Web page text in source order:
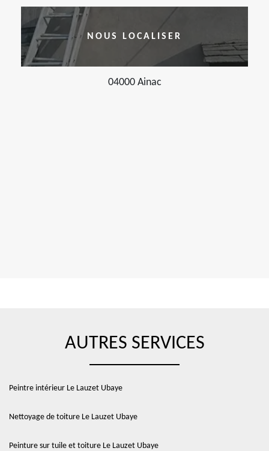
NOUS LOCALISER
04000 Ainac
AUTRES SERVICES
Peintre intérieur Le Lauzet Ubaye
Nettoyage de toiture Le Lauzet Ubaye
Peinture sur tuile et toiture Le Lauzet Ubaye